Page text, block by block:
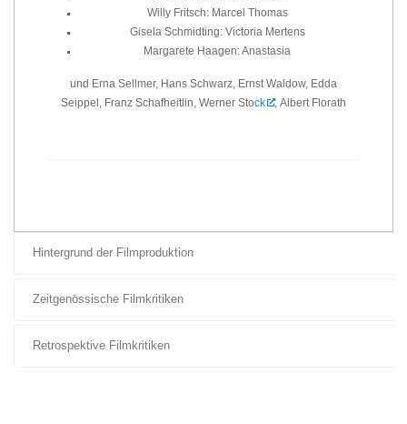
Willy Fritsch: Marcel Thomas
Gisela Schmidting: Victoria Mertens
Margarete Haagen: Anastasia
und Erna Sellmer, Hans Schwarz, Ernst Waldow, Edda
Seippel, Franz Schafheitlin, Werner Stock , Albert Florath
Hintergrund der Filmproduktion
Zeitgenössische Filmkritiken
Retrospektive Filmkritiken